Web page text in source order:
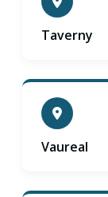
Taverny
Vaureal